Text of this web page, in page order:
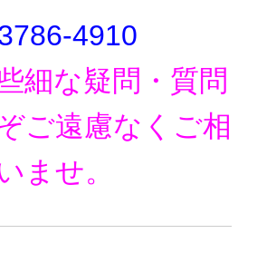
4910
細な疑問・質問
ご遠慮なく ご相
ませ。